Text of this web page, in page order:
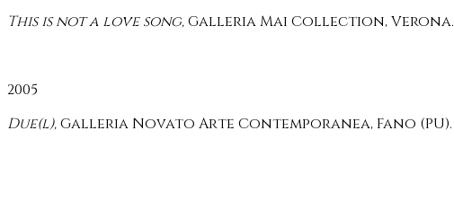
This is not a love song,Galleria Mai Collection, Verona.
2005
Due(l),Galleria Novato Arte Contemporanea, Fano (PU).